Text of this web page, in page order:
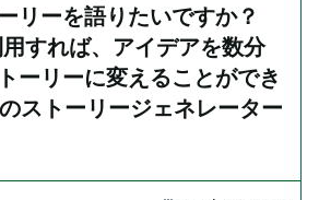
リーを語りたいですか？
すれば、アイデアを数分
ーリーに変えることができ
ストーリージェネレーター